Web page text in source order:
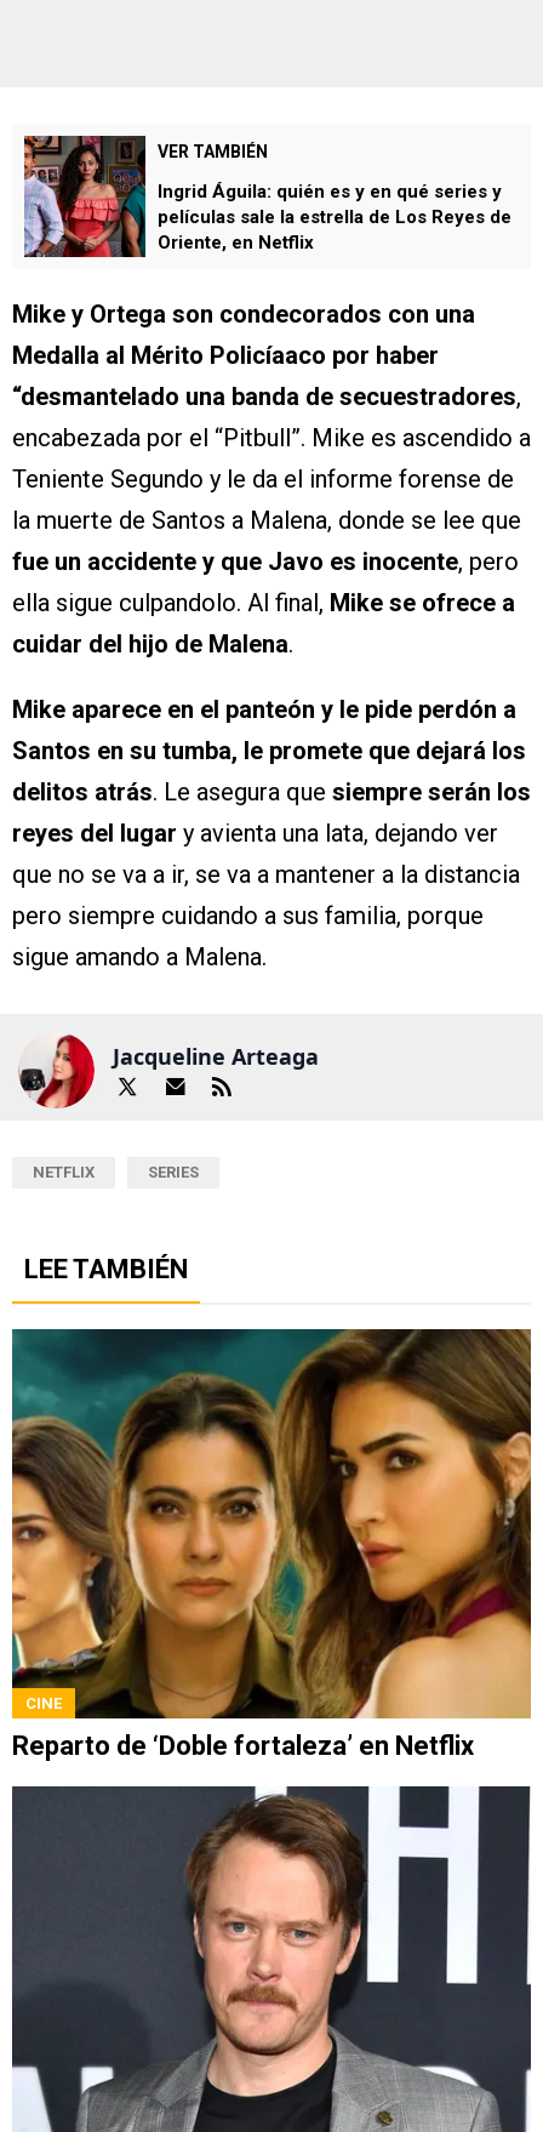
VER TAMBIÉN
Ingrid Águila: quién es y en qué series y
películas sale la estrella de Los Reyes de
Oriente, en Netflix
Mike y Ortega son condecorados con una
Medalla al Mérito Policíaaco por haber
“desmantelado una banda de secuestradores,
encabezada por el “Pitbull”. Mike es ascendido a
Teniente Segundo y le da el informe forense de
la muerte de Santos a Malena, donde se lee que
fue un accidente y que Javo es inocente, pero
ella sigue culpandolo. Al final, Mike se ofrece a
cuidar del hijo de Malena.
Mike aparece en el panteón y le pide perdón a
Santos en su tumba, le promete que dejará los
delitos atrás. Le asegura que siempre serán los
reyes del lugar y avienta una lata, dejando ver
que no se va a ir, se va a mantener a la distancia
pero siempre cuidando a sus familia, porque
sigue amando a Malena.
Jacqueline Arteaga
NETFLIX SERIES
LEE TAMBIÉN
CINE
Reparto de ‘Doble fortaleza’ en Netflix